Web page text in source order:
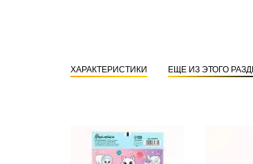
ХАРАКТЕРИСТИКИ ЕЩЕ ИЗ ЭТОГО